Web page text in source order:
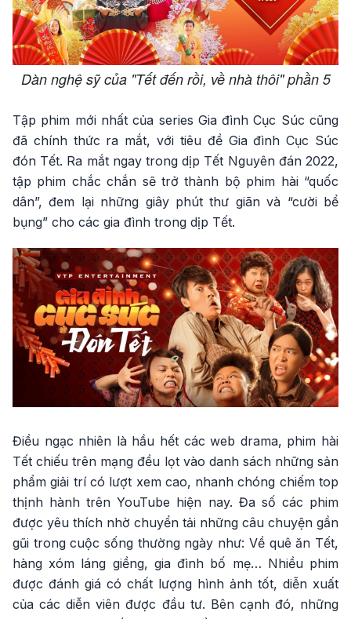
Dàn nghệ sỹ của "Tết đến rồi, về nhà thôi" phần 5
Tập phim mới nhất của series Gia đình Cục Súc cũng
đã chính thức ra mắt, với tiêu đề Gia đình Cục Súc
đón Tết. Ra mắt ngay trong dịp Tết Nguyên đán 2022,
tập phim chắc chắn sẽ trở thành bộ phim hài “quốc
dân”, đem lại những giây phút thư giãn và “cười bể
bụng” cho các gia đình trong dịp Tết.
Điều ngạc nhiên là hầu hết các web drama, phim hài
Tết chiếu trên mạng đều lọt vào danh sách những sản
phẩm giải trí có lượt xem cao, nhanh chóng chiếm top
thịnh hành trên YouTube hiện nay. Đa số các phim
được yêu thích nhờ chuyển tải những câu chuyện gần
gũi trong cuộc sống thường ngày như: Về quê ăn Tết,
hàng xóm láng giềng, gia đình bố mẹ… Nhiều phim
được đánh giá có chất lượng hình ảnh tốt, diễn xuất
của các diễn viên được đầu tư. Bên cạnh đó, những